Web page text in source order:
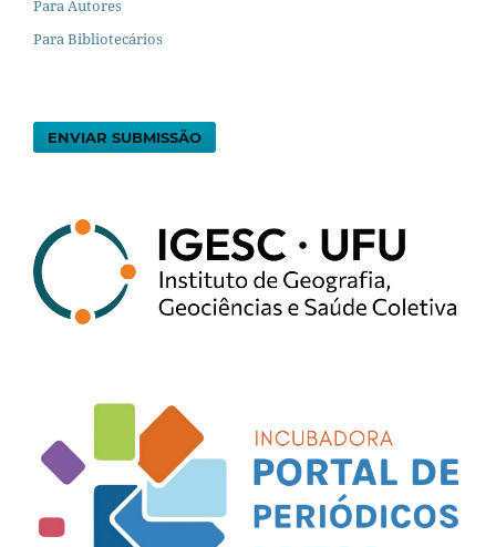
Para Autores
Para Bibliotecários
ENVIAR SUBMISSÃO